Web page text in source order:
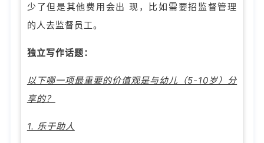
少了但是其他费用会出 现，比如需要招监督管理
的人去监督员工。
独立写作话题：
以下哪一项最重要的价值观是与幼儿（5-10岁）分
享的？
1. 乐于助人